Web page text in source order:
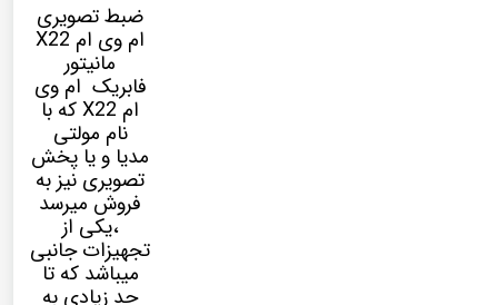
ضبط تصویری
ام وی ام X22
مانیتور
فابریک ام وی
ام X22 که با
نام مولتی
مدیا و یا پخش
تصویری نیز به
فروش میرسد
،یکی از
تجهیزات جانبی
میباشد که تا
حد زیادی به